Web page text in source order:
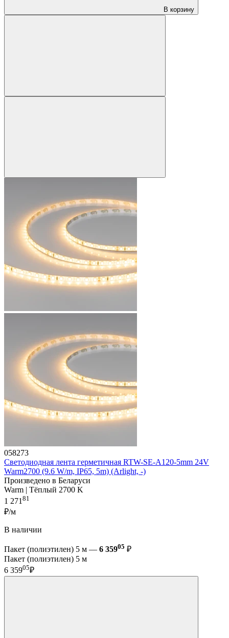
В корзину
058273
Светодиодная лента герметичная RTW-SE-A120-5mm 24V
Warm2700 (9.6 W/m, IP65, 5m) (Arlight, -)
Произведено в Беларуси
Warm | Тёплый 2700 K
1 271 81
₽/м
В наличии
Пакет (полиэтилен) 5 м — 6 35905 ₽
Пакет (полиэтилен) 5 м
6 35905₽